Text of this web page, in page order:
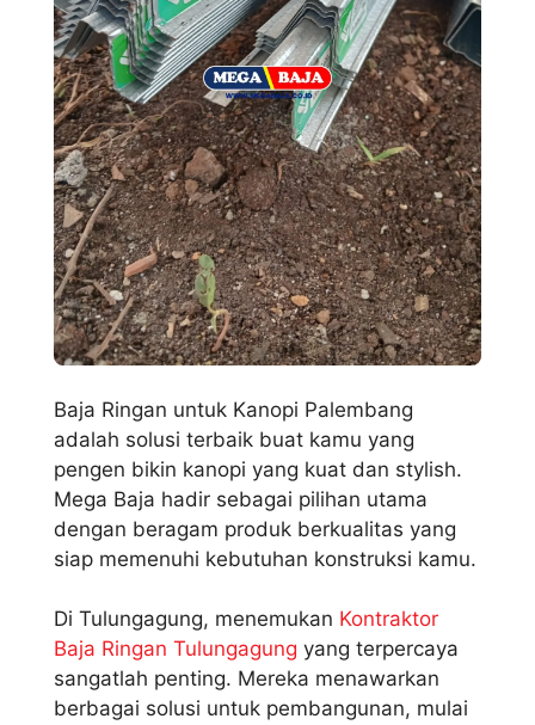
Baja Ringan untuk Kanopi Palembang
adalah solusi terbaik buat kamu yang
pengen bikin kanopi yang kuat dan stylish.
Mega Baja hadir sebagai pilihan utama
dengan beragam produk berkualitas yang
siap memenuhi kebutuhan konstruksi kamu.
Di Tulungagung, menemukan Kontraktor
Baja Ringan Tulungagung yang terpercaya
sangatlah penting. Mereka menawarkan
berbagai solusi untuk pembangunan, mulai